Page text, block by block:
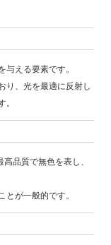
与える要素です。
り、光を最適に反射し
。
品質で無色を表し、
とが一般的です。